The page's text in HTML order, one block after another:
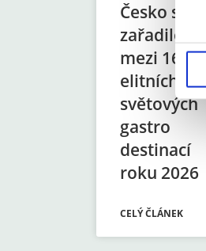
b
ě
r
u
l
a
Česko se
zařadilo
mezi 16
elitních
světových
gastro
destinací
roku 2026
CELÝ ČLÁNEK